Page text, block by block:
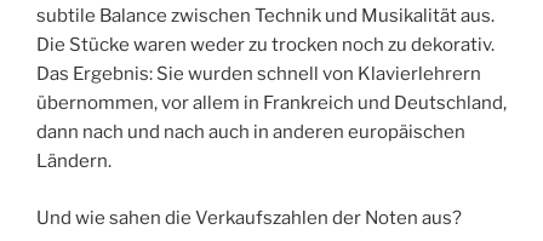
subtile Balance zwischen Technik und Musikalität aus.
Die Stücke waren weder zu trocken noch zu dekorativ.
Das Ergebnis: Sie wurden schnell von Klavierlehrern
übernommen, vor allem in Frankreich und Deutschland,
dann nach und nach auch in anderen europäischen
Ländern.
Und wie sahen die Verkaufszahlen der Noten aus?